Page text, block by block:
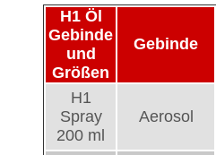
H1 Öl
Gebinde
und
Größen
Gebinde
H1
Spray
200 ml
Aerosol